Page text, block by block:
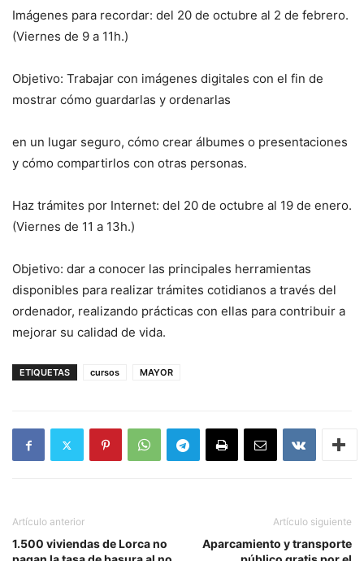
Imágenes para recordar: del 20 de octubre al 2 de febrero.
(Viernes de 9 a 11h.)
Objetivo: Trabajar con imágenes digitales con el fin de
mostrar cómo guardarlas y ordenarlas
en un lugar seguro, cómo crear álbumes o presentaciones
y cómo compartirlos con otras personas.
Haz trámites por Internet: del 20 de octubre al 19 de enero.
(Viernes de 11 a 13h.)
Objetivo: dar a conocer las principales herramientas
disponibles para realizar trámites cotidianos a través del
ordenador, realizando prácticas con ellas para contribuir a
mejorar su calidad de vida.
ETIQUETAS cursos MAYOR
Artículo anterior
1.500 viviendas de Lorca no
Artículo siguiente
Aparcamiento y transporte